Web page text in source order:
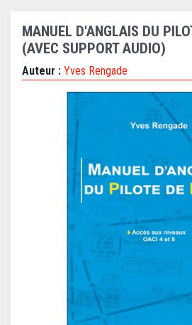
MANUEL D'ANGLAIS DU
(AVEC SUPPORT AUDIO)
Auteur : Yves Rengade